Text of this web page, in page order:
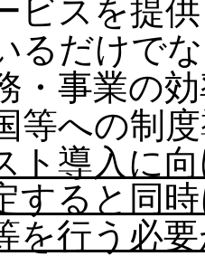
ビスを提
るだけで
・事業の
等への制
ト導入に
すると同
を行う必